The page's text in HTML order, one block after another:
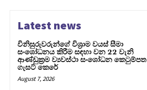
Latest news
විනිසුරුවරුන්ගේ විශ්‍රාම වයස් සීමා
සංශෝධනය කිරීම සඳහා වන 22 වැනි
ආණ්ඩුක්‍රම ව්‍යවස්ථා සංශෝධන කෙටුම්පත
ගැසට් කෙරේ
August 7, 2026